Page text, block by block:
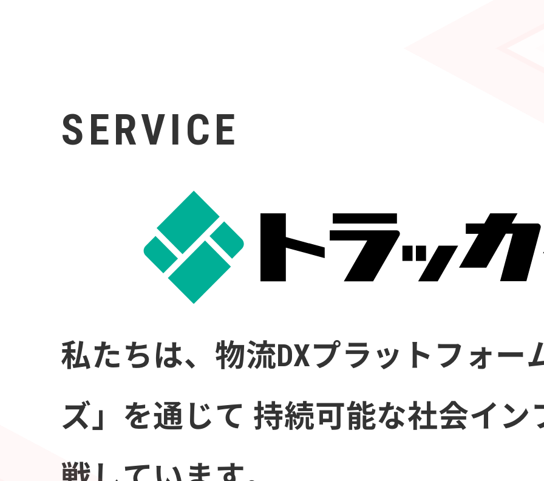
SERVICE
私たちは、物流DXプラットフォー
ズ」を通じて 持続可能な社会イン